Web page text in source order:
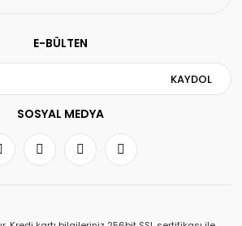
E-BÜLTEN
KAYDOL
SOSYAL MEDYA